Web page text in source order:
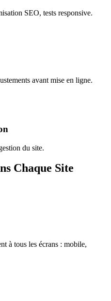
SEO, tests responsive.
avant mise en ligne.
du site.
Chaque Site
à tous les écrans : mobile,